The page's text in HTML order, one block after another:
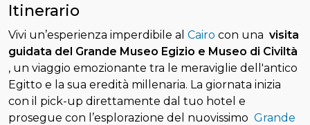
Itinerario
Vivi un’esperienza imperdibile al Cairo con una visita
guidata del Grande Museo Egizio e Museo di Civiltà
, un viaggio emozionante tra le meraviglie dell'antico
Egitto e la sua eredità millenaria. La giornata inizia
con il pick-up direttamente dal tuo hotel e
prosegue con l’esplorazione del nuovissimo Grande